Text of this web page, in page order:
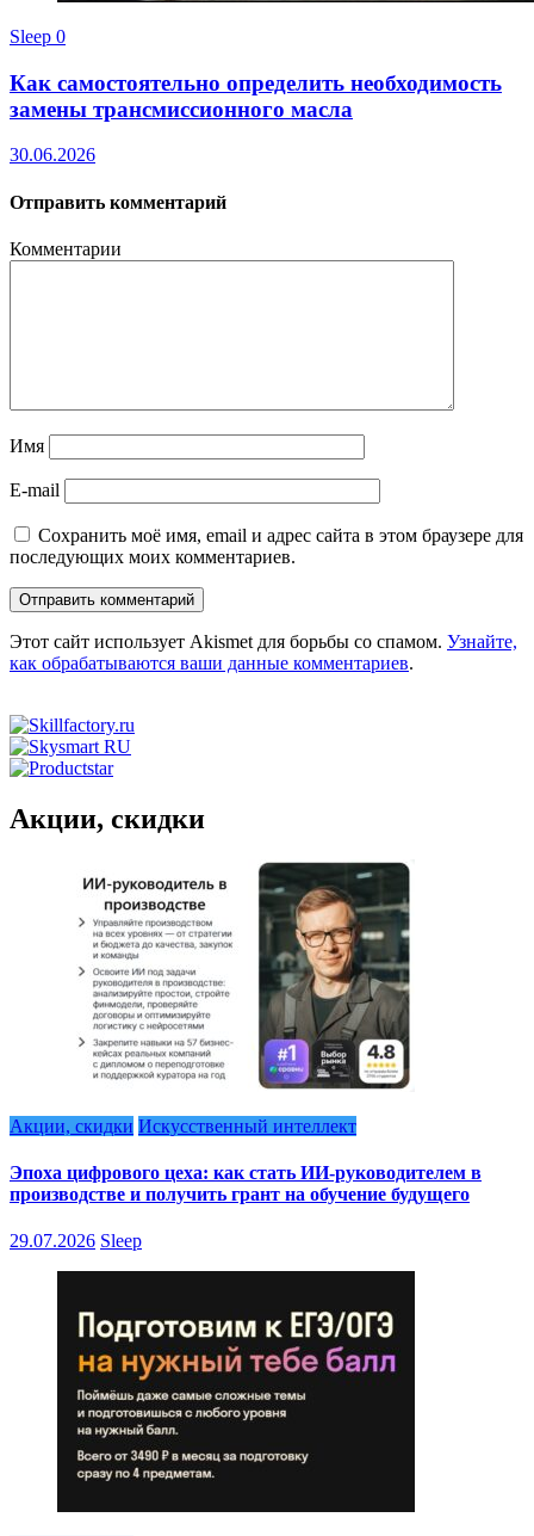
Sleep 0
Как самостоятельно определить необходимость
замены трансмиссионного масла
30.06.2026
Отправить комментарий
Комментарии
Имя
E-mail
Сохранить моё имя, email и адрес сайта в этом браузере для
последующих моих комментариев.
Этот сайт использует Akismet для борьбы со спамом. Узнайте,
как обрабатываются ваши данные комментариев.
Акции, скидки
Акции, скидки Искусственный интеллект
Эпоха цифрового цеха: как стать ИИ-руководителем в
производстве и получить грант на обучение будущего
29.07.2026 Sleep